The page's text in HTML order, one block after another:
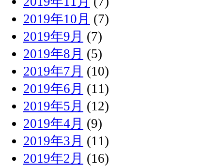
2019年10月 (7)
2019年9月 (7)
2019年8月 (5)
2019年7月 (10)
2019年6月 (11)
2019年5月 (12)
2019年4月 (9)
2019年3月 (11)
2019年2月 (16)